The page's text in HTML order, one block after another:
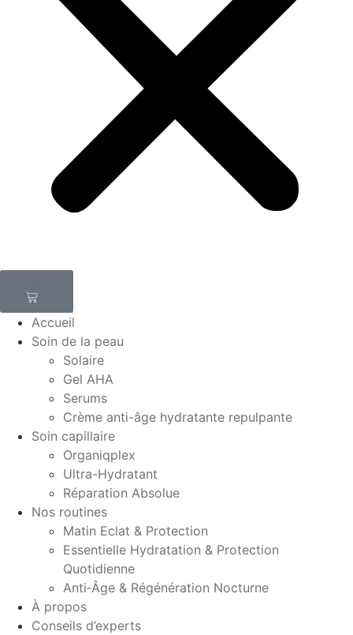
Accueil
Soin de la peau
Solaire
Gel AHA
Serums
Crème anti-âge hydratante repulpante
Soin capillaire
Organiqplex
Ultra-Hydratant
Réparation Absolue
Nos routines
Matin Eclat & Protection
Essentielle Hydratation & Protection
Quotidienne
Anti‑Âge & Régénération Nocturne
À propos
Conseils d’experts